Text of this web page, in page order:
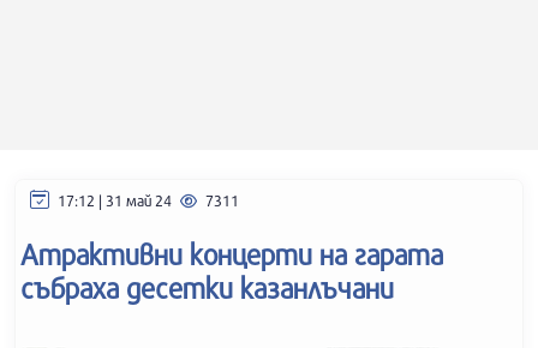
17:12 | 31 май 24 7311
Атрактивни концерти на гарата
събраха десетки казанлъчани